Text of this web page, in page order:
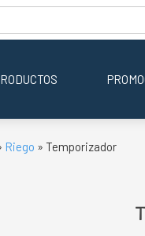
Riego » Temporizador